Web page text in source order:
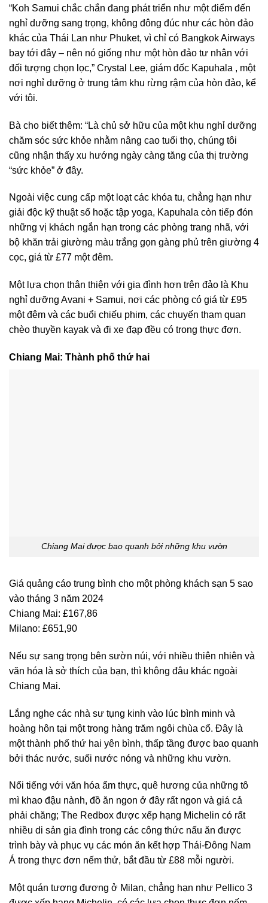
“Koh Samui chắc chắn đang phát triển như một điểm đến
nghỉ dưỡng sang trọng, không đông đúc như các hòn đảo
khác của Thái Lan như Phuket, vì chỉ có Bangkok Airways
bay tới đây – nên nó giống như một hòn đảo tư nhân với
đối tượng chọn lọc,” Crystal Lee, giám đốc Kapuhala , một
nơi nghỉ dưỡng ở trung tâm khu rừng rậm của hòn đảo, kể
với tôi.
Bà cho biết thêm: “Là chủ sở hữu của một khu nghỉ dưỡng
chăm sóc sức khỏe nhằm nâng cao tuổi thọ, chúng tôi
cũng nhận thấy xu hướng ngày càng tăng của thị trường
“sức khỏe” ở đây.
Ngoài việc cung cấp một loạt các khóa tu, chẳng hạn như
giải độc kỹ thuật số hoặc tập yoga, Kapuhala còn tiếp đón
những vị khách ngắn hạn trong các phòng trang nhã, với
bộ khăn trải giường màu trắng gọn gàng phủ trên giường 4
cọc, giá từ £77 một đêm.
Một lựa chọn thân thiện với gia đình hơn trên đảo là Khu
nghỉ dưỡng Avani + Samui, nơi các phòng có giá từ £95
một đêm và các buổi chiếu phim, các chuyến tham quan
chèo thuyền kayak và đi xe đạp đều có trong thực đơn.
Chiang Mai: Thành phố thứ hai
Chiang Mai được bao quanh bởi những khu vườn
Giá quảng cáo trung bình cho một phòng khách sạn 5 sao
vào tháng 3 năm 2024
Chiang Mai: £167,86
Milano: £651,90
Nếu sự sang trọng bên sườn núi, với nhiều thiên nhiên và
văn hóa là sở thích của bạn, thì không đâu khác ngoài
Chiang Mai.
Lắng nghe các nhà sư tụng kinh vào lúc bình minh và
hoàng hôn tại một trong hàng trăm ngôi chùa cổ. Đây là
một thành phố thứ hai yên bình, thấp tầng được bao quanh
bởi thác nước, suối nước nóng và những khu vườn.
Nổi tiếng với văn hóa ẩm thực, quê hương của những tô
mì khao đậu nành, đồ ăn ngon ở đây rất ngon và giá cả
phải chăng; The Redbox được xếp hạng Michelin có rất
nhiều di sản gia đình trong các công thức nấu ăn được
trình bày và phục vụ các món ăn kết hợp Thái-Đông Nam
Á trong thực đơn nếm thử, bắt đầu từ £88 mỗi người.
Một quán tương đương ở Milan, chẳng hạn như Pellico 3